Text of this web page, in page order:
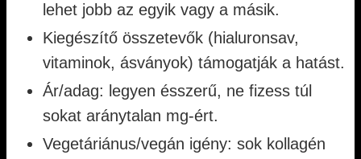
lehet jobb az egyik vagy a másik.
Kiegészítő összetevők (hialuronsav,
vitaminok, ásványok) támogatják a hatást.
Ár/adag: legyen ésszerű, ne fizess túl
sokat aránytalan mg-ért.
Vegetáriánus/vegán igény: sok kollagén